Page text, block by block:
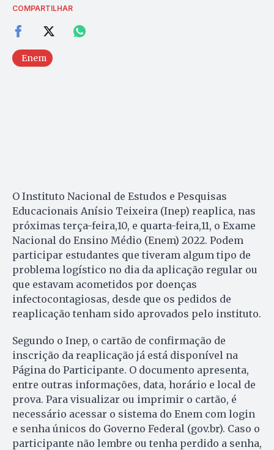
COMPARTILHAR
Enem
O Instituto Nacional de Estudos e Pesquisas
Educacionais Anísio Teixeira (Inep) reaplica, nas
próximas terça-feira,10, e quarta-feira,11, o Exame
Nacional do Ensino Médio (Enem) 2022. Podem
participar estudantes que tiveram algum tipo de
problema logístico no dia da aplicação regular ou
que estavam acometidos por doenças
infectocontagiosas, desde que os pedidos de
reaplicação tenham sido aprovados pelo instituto.
Segundo o Inep, o cartão de confirmação de
inscrição da reaplicação já está disponível na
Página do Participante. O documento apresenta,
entre outras informações, data, horário e local de
prova. Para visualizar ou imprimir o cartão, é
necessário acessar o sistema do Enem com login
e senha únicos do Governo Federal (gov.br). Caso o
participante não lembre ou tenha perdido a senha,